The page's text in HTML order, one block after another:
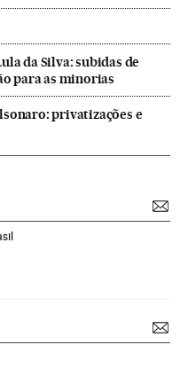
da Silva: subidas de
para as minorias
privatizações e